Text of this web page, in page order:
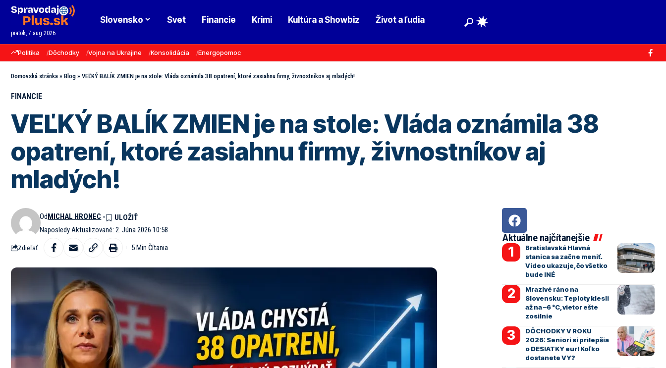
piatok, 7 aug 2026
Slovensko Svet Financie Krimi Kultúra a Showbiz Život a ľudia
Politika Dôchodky Vojna na Ukrajine Konsolidácia Energopomoc
Domovská stránka » Blog » VEĽKÝ BALÍK ZMIEN je na stole: Vláda oznámila 38 opatrení, ktoré zasiahnu firmy, živnostníkov aj mladých!
FINANCIE
VEĽKÝ BALÍK ZMIEN je na stole: Vláda oznámila 38
opatrení, ktoré zasiahnu firmy, živnostníkov aj
mladých!
Naposledy Aktualizované: 2. Júna 2026 10:58
OdMICHAL HRONEC
Zdieľať 5 Min Čítania
Aktuálne najčítanejšie
Bratislavská Hlavná
stanica sa začne meniť.
Video ukazuje, čo všetko
bude INÉ
Mrazivé ráno na
Slovensku: Teploty klesli
až na –6 °C, vietor ešte
zosilnie
DÔCHODKY V ROKU
2026: Seniori si prilepšia
o DESIATKY eur! Koľko
dostanete VY?